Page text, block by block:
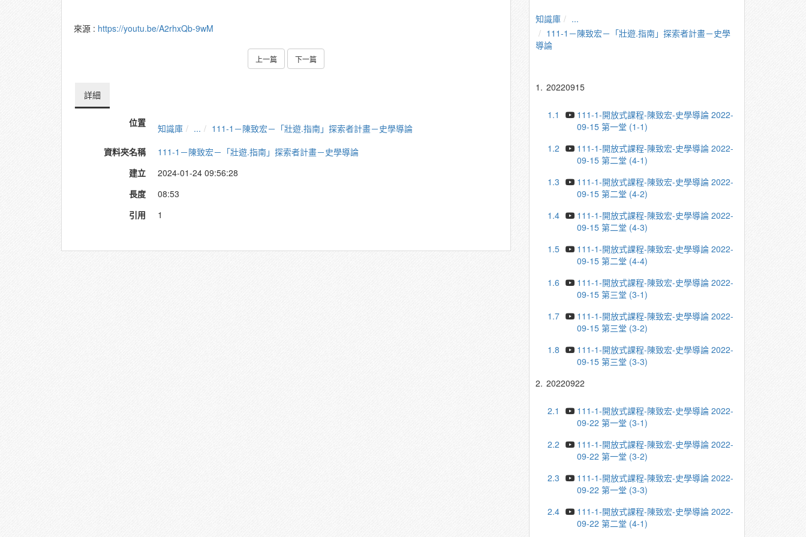
來源 : https://youtu.be/A2rhxQb-9wM
上一篇 下一篇
詳細
位置 知識庫 ...
111-1－陳致宏－「壯遊.指南」探索者計畫－史學導論
資料夾名稱
111-1－陳致宏－「壯遊.指南」探索者計畫－史學導論
建立
2024-01-24 09:56:28
長度
08:53
引用
1
知識庫
...
111-1－陳致宏－「壯遊.指南」探索者計畫－史學
導論
1. 20220915
1.1
111-1-開放式課程-陳致宏-史學導論 2022-
09-15 第一堂 (1-1)
1.2
111-1-開放式課程-陳致宏-史學導論 2022-
09-15 第二堂 (4-1)
1.3
111-1-開放式課程-陳致宏-史學導論 2022-
09-15 第二堂 (4-2)
1.4
111-1-開放式課程-陳致宏-史學導論 2022-
09-15 第二堂 (4-3)
1.5
111-1-開放式課程-陳致宏-史學導論 2022-
09-15 第二堂 (4-4)
1.6
111-1-開放式課程-陳致宏-史學導論 2022-
09-15 第三堂 (3-1)
1.7
111-1-開放式課程-陳致宏-史學導論 2022-
09-15 第三堂 (3-2)
1.8
111-1-開放式課程-陳致宏-史學導論 2022-
09-15 第三堂 (3-3)
2. 20220922
2.1
111-1-開放式課程-陳致宏-史學導論 2022-
09-22 第一堂 (3-1)
2.2
111-1-開放式課程-陳致宏-史學導論 2022-
09-22 第一堂 (3-2)
2.3
111-1-開放式課程-陳致宏-史學導論 2022-
09-22 第一堂 (3-3)
2.4
111-1-開放式課程-陳致宏-史學導論 2022-
09-22 第二堂 (4-1)